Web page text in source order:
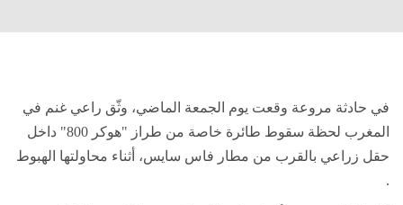
في حادثة مروعة وقعت يوم الجمعة الماضي، وثّق راعي غنم في
المغرب لحظة سقوط طائرة خاصة من طراز "هوكر 800" داخل
حقل زراعي بالقرب من مطار فاس سايس، أثناء محاولتها الهبوط
.